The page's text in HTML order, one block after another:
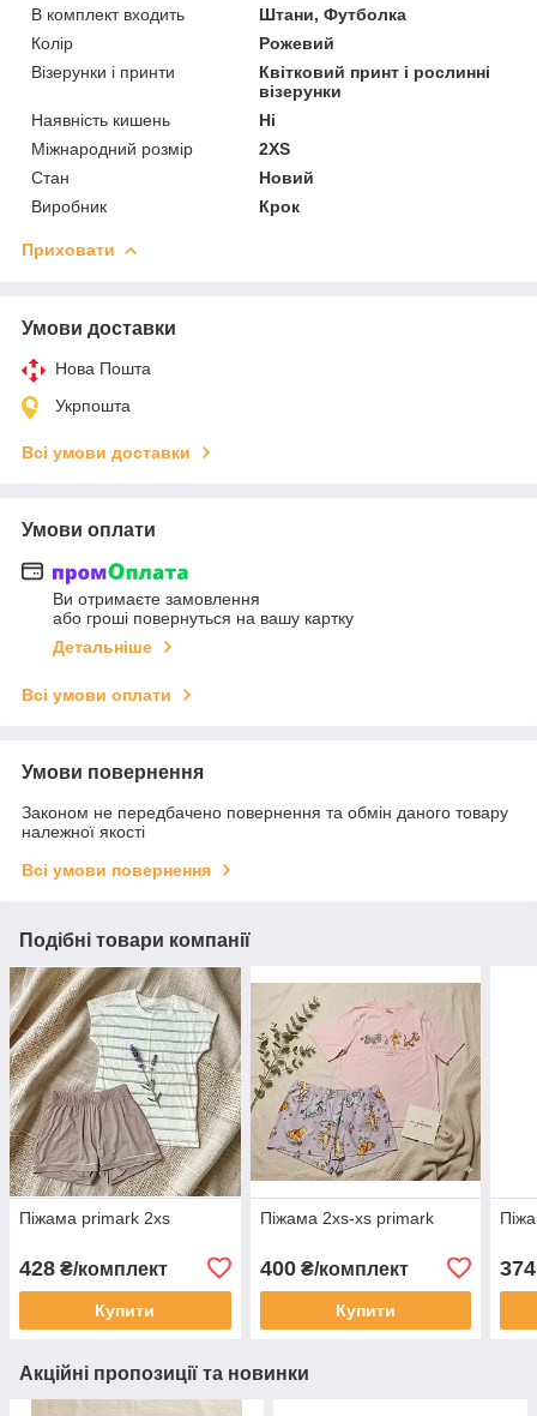
В комплект входить
Штани, Футболка
Колір
Рожевий
Візерунки і принти
Квітковий принт і рослинні
візерунки
Наявність кишень
Ні
Міжнародний розмір
2XS
Стан
Новий
Виробник
Крок
Приховати
Умови доставки
Нова Пошта
Укрпошта
Всі умови доставки
Умови оплати
Ви отримаєте замовлення
або гроші повернуться на вашу картку
Детальніше
Всі умови оплати
Умови повернення
Законом не передбачено повернення та обмін даного товару
належної якості
Всі умови повернення
Подібні товари компанії
Піжама primark 2xs
428 ₴/комплект
Купити
Піжама 2xs-xs primark
400₴/комплект
Купити
374
Акційні пропозиції та новинки